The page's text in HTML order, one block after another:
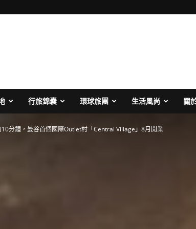
行旅錦囊 環球旅團 生活風尚 關
10分鐘，曼谷首個國際Outlet村「Central Village」8月開業